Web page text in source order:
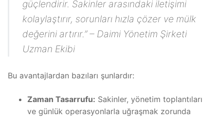
güçlendirir. Sakinler arasındaki iletişimi
kolaylaştırır, sorunları hızla çözer ve mülk
değerini artırır.” – Daimi Yönetim Şirketi
Uzman Ekibi
Bu avantajlardan bazıları şunlardır:
Zaman Tasarrufu: Sakinler, yönetim toplantıları
ve günlük operasyonlarla uğraşmak zorunda